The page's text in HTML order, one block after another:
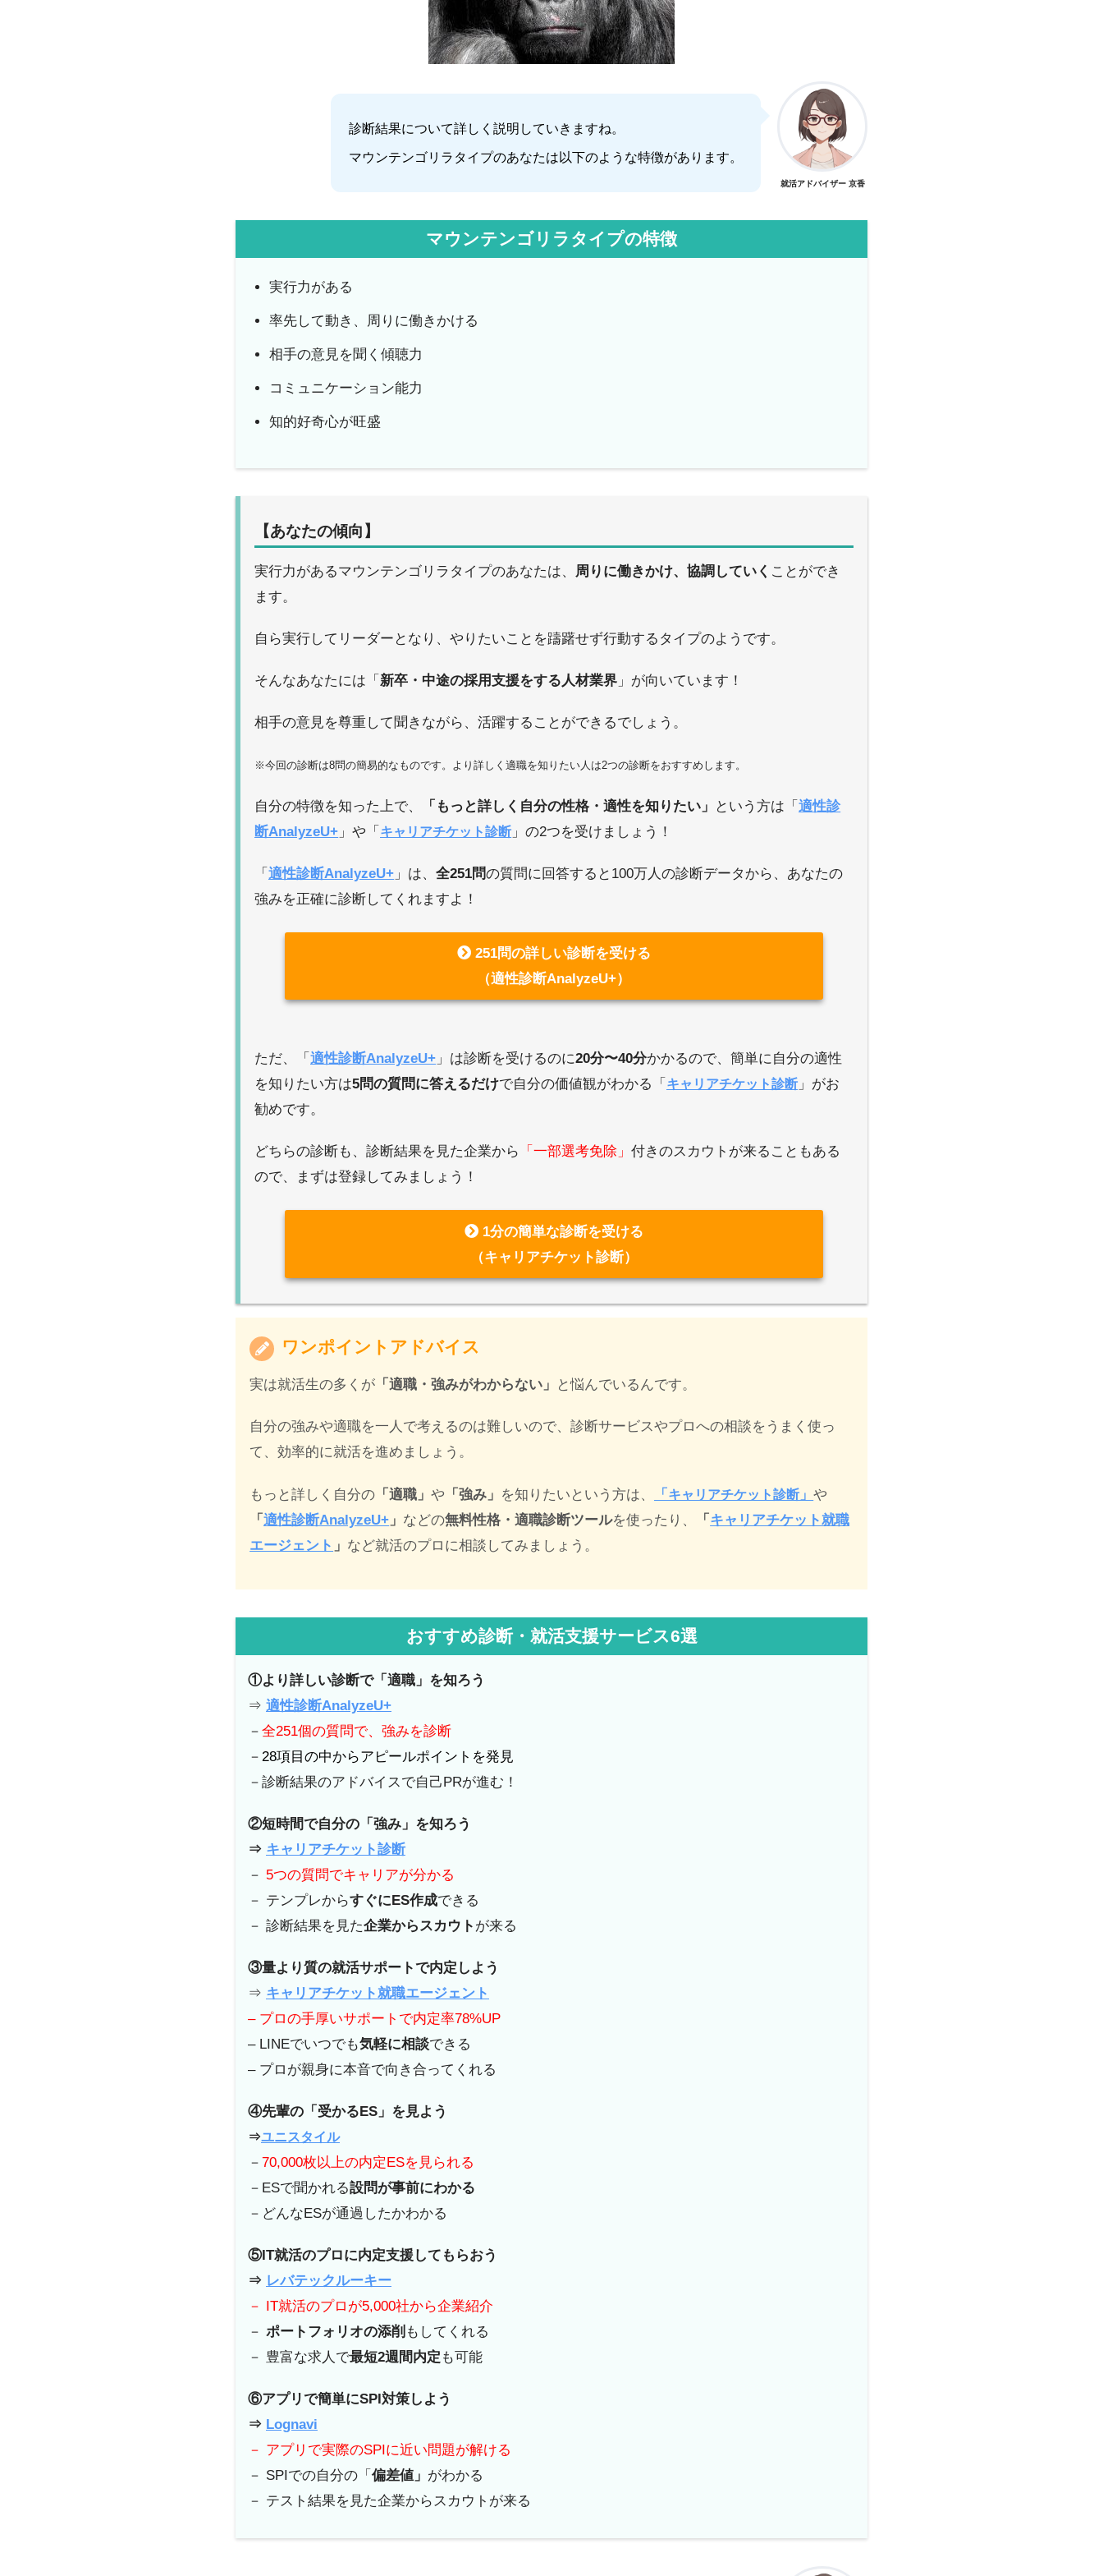
診断結果について詳しく説明していきますね。
マウンテンゴリラタイプのあなたは以下のような特徴があります。
就活アドバイザー 京香
マウンテンゴリラタイプの特徴
実行力がある
率先して動き、周りに働きかける
相手の意見を聞く傾聴力
コミュニケーション能力
知的好奇心が旺盛
【あなたの傾向】
実行力があるマウンテンゴリラタイプのあなたは、 周りに働きかけ、協調していく ことができ
ます。
自ら実行してリーダーとなり、やりたいことを躊躇せず行動するタイプのようです。
そんなあなたには「新卒・中途の採用支援をする人材業界 」が向いています！
相手の意見を尊重して聞きながら、活躍することができるでしょう。
※今回の診断は8問の簡易的なものです。より詳しく適職を知りたい人は2つの診断をおすすめします。
自分の特徴を知った上で、 「もっと詳しく自分の性格・適性を知りたい」 という方は「適性診
断AnalyzeU+ 」や「 キャリアチケット診断 」の2つを受けましょう！
「適性診断AnalyzeU+ 」は、全251問の質問に回答すると100万人の診断データから、あなたの
強みを正確に診断してくれますよ！
251問の詳しい診断を受ける
（適性診断AnalyzeU+）
ただ、「適性診断AnalyzeU+ 」は診断を受けるのに20分〜40分かかるので、簡単に自分の適性
を知りたい方は5問の質問に答えるだけで自分の価値観がわかる「 キャリアチケット診断 」がお
勧めです。
どちらの診断も、診断結果を見た企業から 「一部選考免除」付きのスカウトが来ることもある
ので、まずは登録してみましょう！
1分の簡単な診断を受ける
（キャリアチケット診断）
ワンポイントアドバイス
実は就活生の多くが 「適職・強みがわからない」 と悩んでいるんです。
自分の強みや適職を一人で考えるのは難しいので、診断サービスやプロへの相談をうまく使っ
て、効率的に就活を進めましょう。
もっと詳しく自分の 「適職」や 「強み」 を知りたいという方は、 「 キャリアチケット診断 」や
「適性診断AnalyzeU+ 」 などの無料性格・適職診断ツールを使ったり、 「 キャリアチケット就職
エージェント 」 など就活のプロに相談してみましょう。
おすすめ診断・就活支援サービス6選
①より詳しい診断で「適職」を知ろう
⇒ 適性診断AnalyzeU+
－ 全251個の質問で、強みを診断
－ 28項目の中からアピールポイントを発見
－診断結果のアドバイスで自己PRが進む！
②短時間で自分の「強み」を知ろう
⇒ キャリアチケット診断
－ 5つの質問でキャリアが分かる
－ テンプレからすぐにES作成できる
－ 診断結果を見た企業からスカウト が来る
③量より質の就活サポートで内定しよう
⇒ キャリアチケット就職エージェント
– プロの手厚いサポートで内定率78%UP
– LINEでいつでも気軽に相談できる
– プロが親身に本音で向き合ってくれる
④先輩の「受かるES」を見よう
⇒ユニスタイル
－ 70,000枚以上の内定ESを見られる
－ESで聞かれる設問が事前にわかる
－どんなESが通過したかわかる
⑤IT就活のプロに内定支援してもらおう
⇒ レバテックルーキー
－ IT就活のプロが5,000社から企業紹介
－ ポートフォリオの添削 もしてくれる
－ 豊富な求人で最短2週間内定 も可能
⑥アプリで簡単にSPI対策しよう
⇒ Lognavi
－ アプリで実際のSPIに近い問題が解ける
－ SPIでの自分の「 偏差値」 がわかる
－ テスト結果を見た企業からスカウトが来る